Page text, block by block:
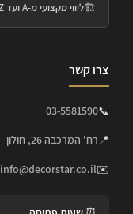
🏗️ליווי מקצועי מ-A ועד Z
צרו קשר
📞
03-5581590
📍רח' המרכבה 26, חולון
✉️
info@decorstar.co.il